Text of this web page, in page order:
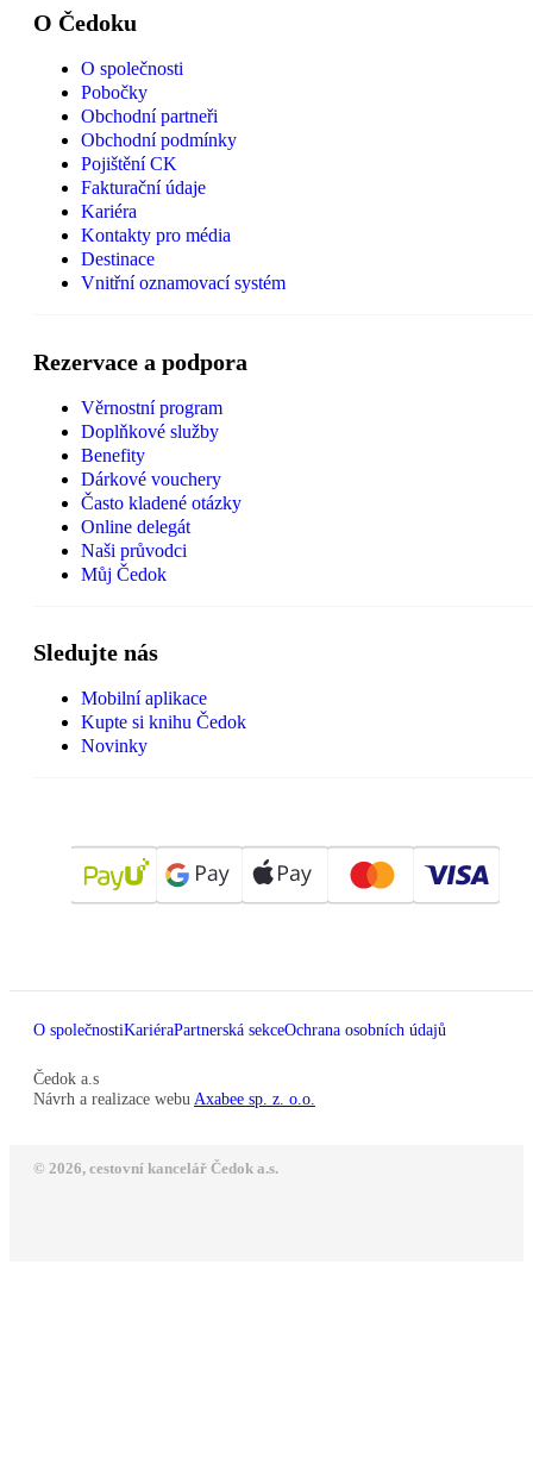
O Čedoku
O společnosti
Pobočky
Obchodní partneři
Obchodní podmínky
Pojištění CK
Fakturační údaje
Kariéra
Kontakty pro média
Destinace
Vnitřní oznamovací systém
Rezervace a podpora
Věrnostní program
Doplňkové služby
Benefity
Dárkové vouchery
Často kladené otázky
Online delegát
Naši průvodci
Můj Čedok
Sledujte nás
Mobilní aplikace
Kupte si knihu Čedok
Novinky
O společnostiKariéraPartnerská sekceOchrana osobních údajů
Čedok a.s
Návrh a realizace webu Axabee sp. z. o.o.
© 2026, cestovní kancelář Čedok a.s.